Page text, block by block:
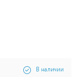
В наличии